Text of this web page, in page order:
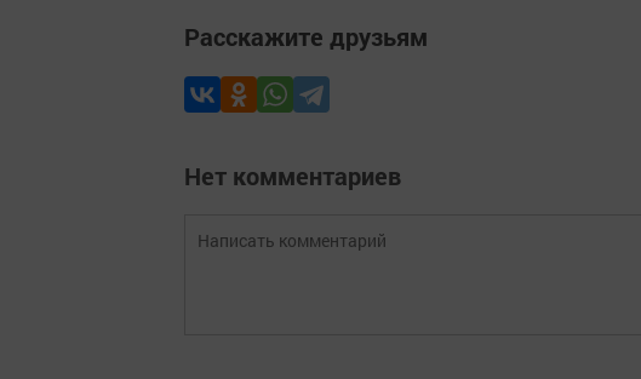
Расскажите друзьям
Нет комментариев